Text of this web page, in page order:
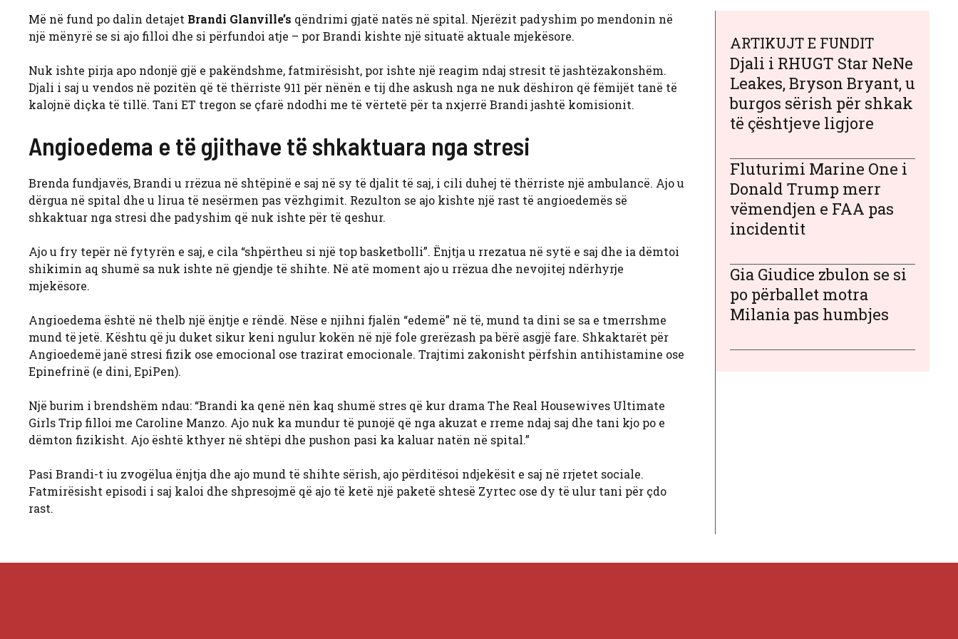
Më në fund po dalin detajet Brandi Glanville’s qëndrimi gjatë natës në spital. Njerëzit padyshim po mendonin në
një mënyrë se si ajo filloi dhe si përfundoi atje – por Brandi kishte një situatë aktuale mjekësore.
Nuk ishte pirja apo ndonjë gjë e pakëndshme, fatmirësisht, por ishte një reagim ndaj stresit të jashtëzakonshëm.
Djali i saj u vendos në pozitën që të thërriste 911 për nënën e tij dhe askush nga ne nuk dëshiron që fëmijët tanë të
kalojnë diçka të tillë. Tani ET tregon se çfarë ndodhi me të vërtetë për ta nxjerrë Brandi jashtë komisionit.
Angioedema e të gjithave të shkaktuara nga stresi
Brenda fundjavës, Brandi u rrëzua në shtëpinë e saj në sy të djalit të saj, i cili duhej të thërriste një ambulancë. Ajo u
dërgua në spital dhe u lirua të nesërmen pas vëzhgimit. Rezulton se ajo kishte një rast të angioedemës së
shkaktuar nga stresi dhe padyshim që nuk ishte për të qeshur.
Ajo u fry tepër në fytyrën e saj, e cila “shpërtheu si një top basketbolli”. Ënjtja u rrezatua në sytë e saj dhe ia dëmtoi
shikimin aq shumë sa nuk ishte në gjendje të shihte. Në atë moment ajo u rrëzua dhe nevojitej ndërhyrje
mjekësore.
Angioedema është në thelb një ënjtje e rëndë. Nëse e njihni fjalën “edemë” në të, mund ta dini se sa e tmerrshme
mund të jetë. Kështu që ju duket sikur keni ngulur kokën në një fole grerëzash pa bërë asgjë fare. Shkaktarët për
Angioedemë janë stresi fizik ose emocional ose trazirat emocionale. Trajtimi zakonisht përfshin antihistamine ose
Epinefrinë (e dini, EpiPen).
Një burim i brendshëm ndau: “Brandi ka qenë nën kaq shumë stres që kur drama The Real Housewives Ultimate
Girls Trip filloi me Caroline Manzo. Ajo nuk ka mundur të punojë që nga akuzat e rreme ndaj saj dhe tani kjo po e
dëmton fizikisht. Ajo është kthyer në shtëpi dhe pushon pasi ka kaluar natën në spital.”
Pasi Brandi-t iu zvogëlua ënjtja dhe ajo mund të shihte sërish, ajo përditësoi ndjekësit e saj në rrjetet sociale.
Fatmirësisht episodi i saj kaloi dhe shpresojmë që ajo të ketë një paketë shtesë Zyrtec ose dy të ulur tani për çdo
rast.
ARTIKUJT E FUNDIT
Djali i RHUGT Star NeNe
Leakes, Bryson Bryant, u
burgos sërish për shkak
të çështjeve ligjore
Fluturimi Marine One i
Donald Trump merr
vëmendjen e FAA pas
incidentit
Gia Giudice zbulon se si
po përballet motra
Milania pas humbjes